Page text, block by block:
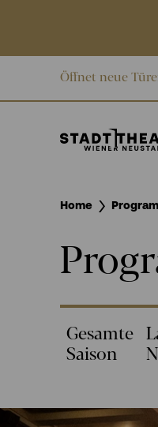
Öffnet neue
Home
Gesamte
Saison